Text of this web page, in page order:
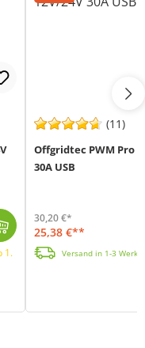
1.
(11)
Offgridtec PWM Pro
30A USB
30,20 €*
25,38 €**
Versand in 1-3